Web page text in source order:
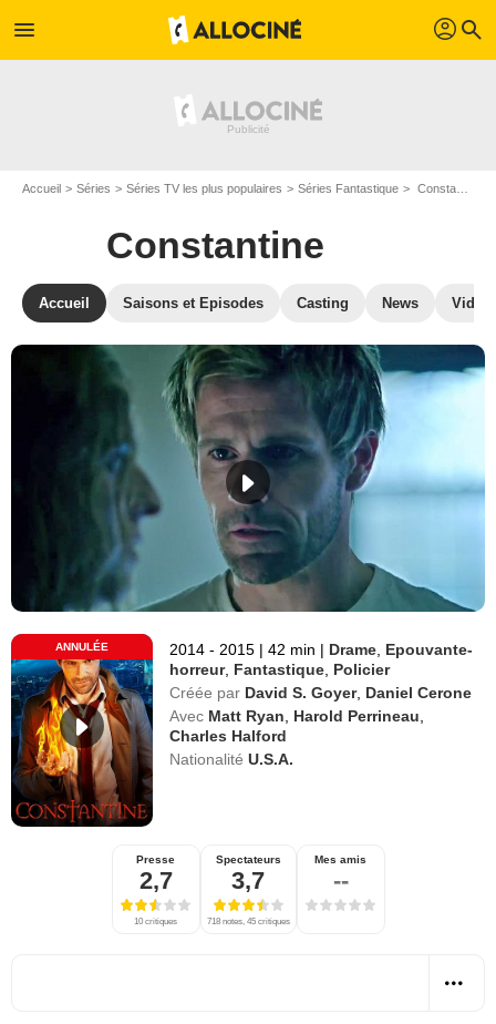
menu profil search
Accueil Séries Séries TV les plus populaires Séries Fantastique Constantine
Constantine
Accueil Saisons et Episodes Casting News
ANNULÉE 2014 - 2015 | 42 min | Drame Epouvante-
horreur, Fantastique Policier
Créée par David S. Goyer, Daniel Cerone
Avec Matt Ryan Harold Perrineau
Charles Halford
Nationalité U.S.A.
Presse
2,7
10 critiques
Spectateurs
3,7
718 notes, 45 critiques
Mes amis
--